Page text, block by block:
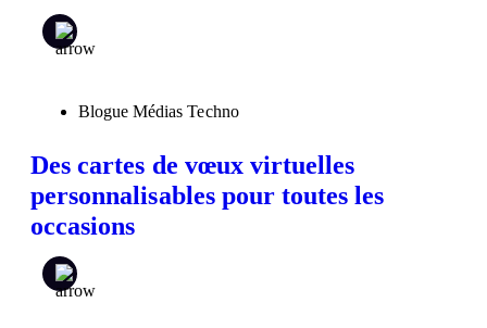
Blogue Médias Techno
Des cartes de vœux virtuelles
personnalisables pour toutes les
occasions